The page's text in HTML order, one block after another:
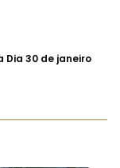
Dia 30 de janeiro